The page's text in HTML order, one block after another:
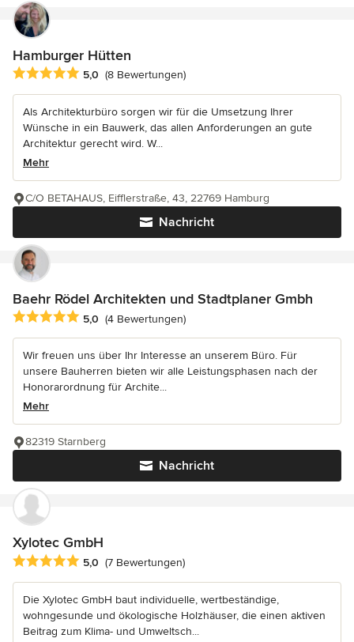
Hamburger Hütten
Durchschnittliche Bewertung: 5 von 5 Sternen
5,0 (8 Bewertungen)
Als Architekturbüro sorgen wir für die Umsetzung Ihrer
Wünsche in ein Bauwerk, das allen Anforderungen an gute
Architektur gerecht wird. W...
Mehr
Nachricht
C/O BETAHAUS, Eifflerstraße, 43, 22769 Hamburg
Baehr Rödel Architekten und Stadtplaner Gmbh
Durchschnittliche Bewertung: 5 von 5 Sternen
5,0 (4 Bewertungen)
Wir freuen uns über Ihr Interesse an unserem Büro. Für
unsere Bauherren bieten wir alle Leistungsphasen nach der
Honorarordnung für Archite...
Mehr
Nachricht
82319 Starnberg
Xylotec GmbH
Durchschnittliche Bewertung: 5 von 5 Sternen
5,0 (7 Bewertungen)
Die Xylotec GmbH baut individuelle, wertbeständige,
wohngesunde und ökologische Holzhäuser, die einen aktiven
Beitrag zum Klima- und Umweltsch...